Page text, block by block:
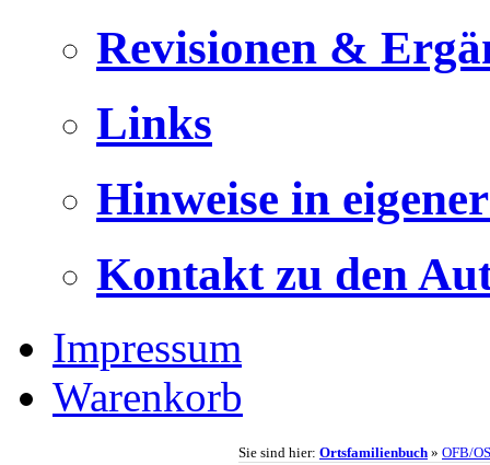
Revisionen &
Links
Hinweise in
Kontakt zu den
Impressum
Warenkorb
Sie sind hier: Ortsfamilienbuch » OFB/